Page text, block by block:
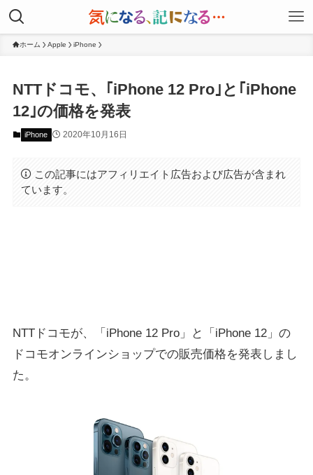
ホーム Apple iPhone
NTTドコモ、｢iPhone 12 Pro｣と｢iPhone
12｣の価格を発表
iPhone 2020年10月16日
この記事にはアフィリエイト広告および広告が含まれ
ています。
NTTドコモが、「iPhone 12 Pro」と「iPhone 12」の
ドコモオンラインショップでの販売価格を発表しまし
た。